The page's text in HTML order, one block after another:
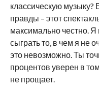
классическую музыку?
правды – этот
максимально честно. Я
сыграть то, в чем я не
это невозможно. Ты
процентов уверен в
не прощает.